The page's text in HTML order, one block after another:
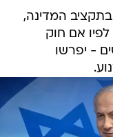
המדינה,
אם חוק
- יפרשו